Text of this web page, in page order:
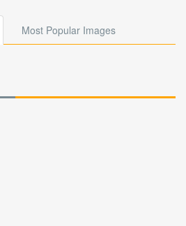
Most Popular Images